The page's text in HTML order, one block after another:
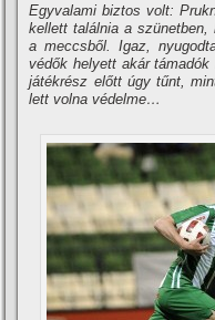
Egyvalami biztos volt:
kellett találnia a
a meccsből. Igaz,
védők helyett akár
játékrész előtt úgy tűnt,
lett volna védelme…